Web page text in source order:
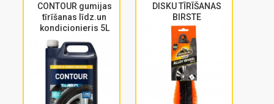
CONTOUR gumijas
tīrīšanas līdz.un
kondicionieris 5L
DISKU TĪRĪŠANAS
BIRSTE